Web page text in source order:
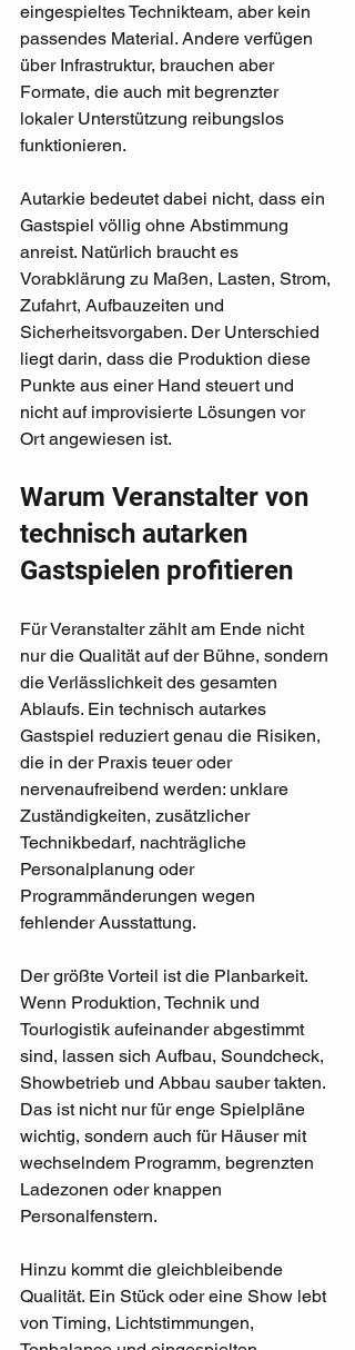
eingespieltes Technikteam, aber kein
passendes Material. Andere verfügen
über Infrastruktur, brauchen aber
Formate, die auch mit begrenzter
lokaler Unterstützung reibungslos
funktionieren.
Autarkie bedeutet dabei nicht, dass ein
Gastspiel völlig ohne Abstimmung
anreist. Natürlich braucht es
Vorabklärung zu Maßen, Lasten, Strom,
Zufahrt, Aufbauzeiten und
Sicherheitsvorgaben. Der Unterschied
liegt darin, dass die Produktion diese
Punkte aus einer Hand steuert und
nicht auf improvisierte Lösungen vor
Ort angewiesen ist.
Warum Veranstalter von
technisch autarken
Gastspielen profitieren
Für Veranstalter zählt am Ende nicht
nur die Qualität auf der Bühne, sondern
die Verlässlichkeit des gesamten
Ablaufs. Ein technisch autarkes
Gastspiel reduziert genau die Risiken,
die in der Praxis teuer oder
nervenaufreibend werden: unklare
Zuständigkeiten, zusätzlicher
Technikbedarf, nachträgliche
Personalplanung oder
Programmänderungen wegen
fehlender Ausstattung.
Der größte Vorteil ist die Planbarkeit.
Wenn Produktion, Technik und
Tourlogistik aufeinander abgestimmt
sind, lassen sich Aufbau, Soundcheck,
Showbetrieb und Abbau sauber takten.
Das ist nicht nur für enge Spielpläne
wichtig, sondern auch für Häuser mit
wechselndem Programm, begrenzten
Ladezonen oder knappen
Personalfenstern.
Hinzu kommt die gleichbleibende
Qualität. Ein Stück oder eine Show lebt
von Timing, Lichtstimmungen,